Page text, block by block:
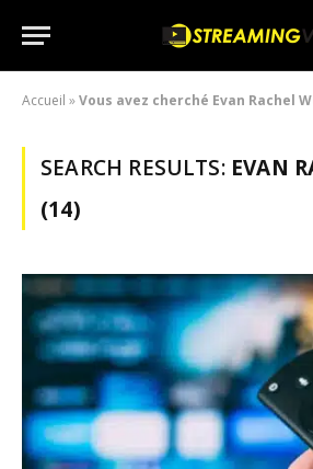
Accueil »Vous avez cherché Evan Rachel
SEARCH RESULTS: EVAN
(14)